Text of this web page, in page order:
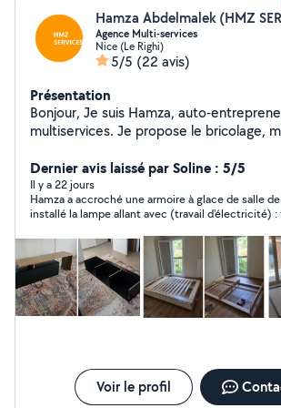
Hamza Abdelmalek (HMZ
Agence Multi-services
Nice (Le Righi)
5/5 (22 avis)
Présentation
Bonjour, Je suis Hamza, auto-
multiservices. Je propose le bricolage,
pose de supports et rideaux, ainsi que
aménagements du quotidien. Je travaille
sérieuse, propre et soignée, avec une
particulière aux finitions et à la
Intervention rapide et devis sur
à me contacter pour discuter de votre
un devis gratuit. À bientôt
Dernier avis laissé par Soline : 5/5
Il y a 22 jours
Hamza a accroché une armoire à glace de salle
installé la lampe allant avec (travail d'électricité)
impeccable, et en plus Hamza est très
je le recommande totalement !
Voir le profil